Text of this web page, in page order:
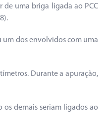
de uma briga ligada ao PCC
um dos envolvidos com uma
Durante a apuração,
demais seriam ligados ao